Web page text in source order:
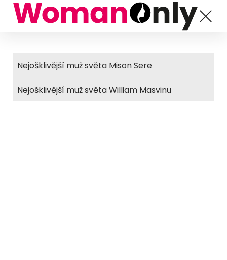
Nejošklivější muž světa Mison Sere
Nejošklivější muž světa William Masvinu